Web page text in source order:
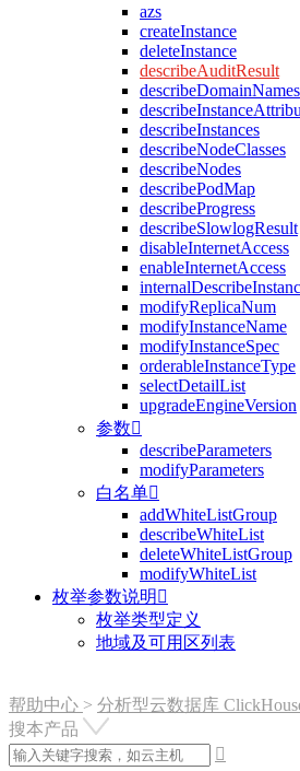
azs
createInstance
deleteInstance
describeAuditResult
describeDomainNames
describeInstances
describeNodeClasses
describeNodes
describePodMap
describeProgress
describeSlowlogResult
disableInternetAccess
enableInternetAccess
modifyReplicaNum
modifyInstanceName
modifyInstanceSpec
orderableInstanceType
selectDetailList
upgradeEngineVersion
参数
describeParameters
modifyParameters
白名单
addWhiteListGroup
describeWhiteList
deleteWhiteListGroup
modifyWhiteList
枚举参数说明 
枚举类型定义
地域及可用区列表
帮助中心 > 分析型云数据库
搜本产品
